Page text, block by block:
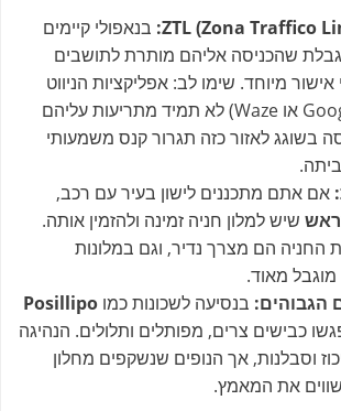
בנאפולי קיימים
שהכניסה אליהם מותרת לתושבים
מיוחד. שימו לב: אפליקציות הניווט
(כמו Google Maps או Waze) לא תמיד מתריעות עליהם
בשוגג לאזור כזה תגרור קנס משמעותי
אם אתם מתכננים לישון בעיר עם רכב,
שיש למלון חניה זמינה ולהזמין אותה.
החניה הם מצרך נדיר, וגם במלונות
מאוד.
הגבוהים: בנסיעה לשכונות כמו Posillipo
כבישים צרים, מפותלים ותלולים. הנהיגה
וסבלנות, אך הנופים שנשקפים מחלון
את המאמץ.